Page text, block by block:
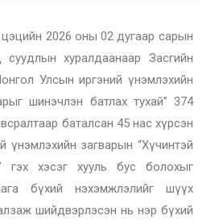
2026 оны 02 дугаар сарын
хуралдаанаар Засгийн
Улсын иргэний үнэмлэхийн
шинэчлэн батлах тухай” 374
баталсан 45 нас хүрсэн
үнэмлэхийн загварын “Хүчинтэй
гэх хэсэг хууль бус болохыг
бүхий нэхэмжлэлийг шүүх
шийдвэрлэсэн нь нэр бүхий